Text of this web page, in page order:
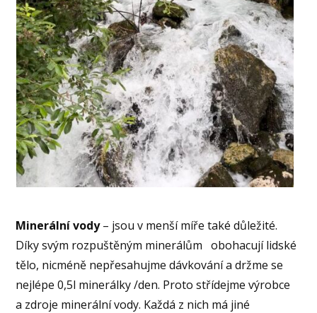
Minerální vody– jsou v menší míře také důležité.
Díky svým rozpuštěným minerálům obohacují lidské
tělo, nicméně nepřesahujme dávkování a držme se
nejlépe 0,5l minerálky /den. Proto střídejme výrobce
a zdroje minerální vody. Každá z nich má jiné